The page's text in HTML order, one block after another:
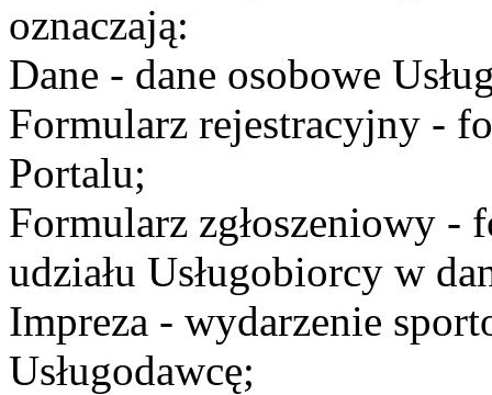
oznaczają:
Dane - dane osobowe
Formularz rejestracyjny -
Portalu;
Formularz zgłoszeniowy -
udziału Usługobiorcy w
Impreza - wydarzenie
Usługodawcę;